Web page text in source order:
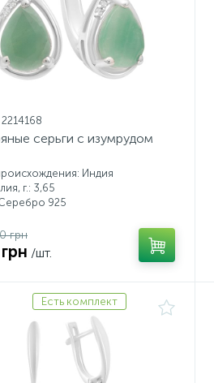
серьги с изумрудом
Индия
г.: 3,65
925
грн
/шт.
Есть комплект